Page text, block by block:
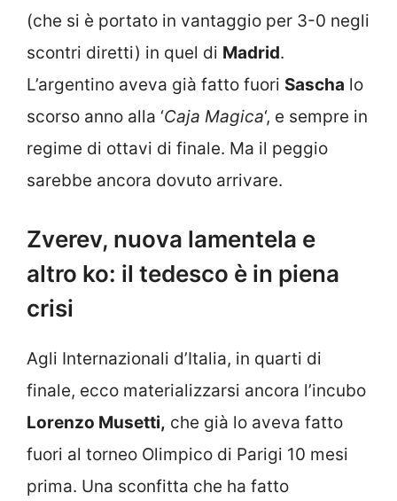
(che si è portato in vantaggio per 3-0 negli
scontri diretti) in quel di Madrid.
L’argentino aveva già fatto fuori Sascha lo
scorso anno alla ‘Caja Magica‘, e sempre in
regime di ottavi di finale. Ma il peggio
sarebbe ancora dovuto arrivare.
Zverev, nuova lamentela e
altro ko: il tedesco è in piena
crisi
Agli Internazionali d’Italia, in quarti di
finale, ecco materializzarsi ancora l’incubo
Lorenzo Musetti, che già lo aveva fatto
fuori al torneo Olimpico di Parigi 10 mesi
prima. Una sconfitta che ha fatto